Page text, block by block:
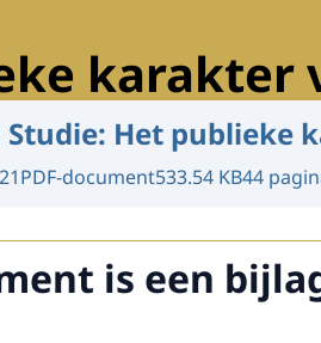
karakter
Studie: Het publieke
PDF-document533.54 KB44
is een